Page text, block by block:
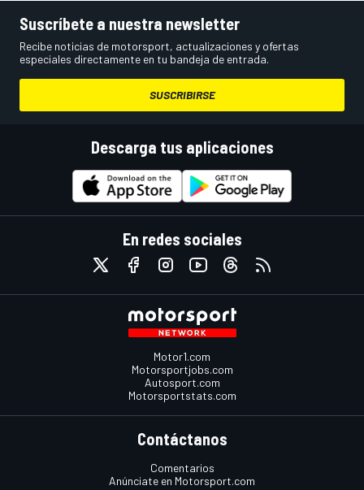
Suscríbete a nuestra newsletter
Recibe noticias de motorsport, actualizaciones y ofertas
especiales directamente en tu bandeja de entrada.
SUSCRIBIRSE
Descarga tus aplicaciones
En redes sociales
Motor1.com
Motorsportjobs.com
Autosport.com
Motorsportstats.com
Contáctanos
Comentarios
Anúnciate en Motorsport.com